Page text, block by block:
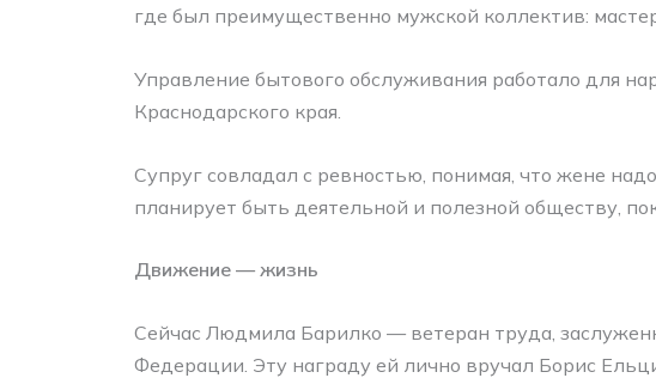
где был преимущественно мужской коллектив:
Управление бытового обслуживания работало для
Краснодарского края.
Супруг совладал с ревностью, понимая, что жене
планирует быть деятельной и полезной обществу,
Движение — жизнь
Сейчас Людмила Барилко — ветеран труда,
Федерации. Эту награду ей лично вручал Борис